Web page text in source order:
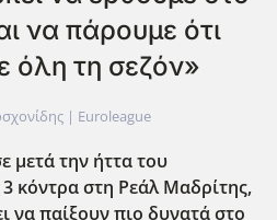
να πάρουμε ότι
όλη τη σεζόν»
| Euroleague
μετά την ήττα του
κόντρα στη Ρεάλ Μαδρίτης,
να παίξουν πιο δυνατά στο